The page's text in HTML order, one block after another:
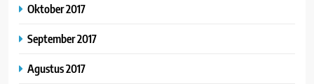
Oktober 2017
September 2017
Agustus 2017